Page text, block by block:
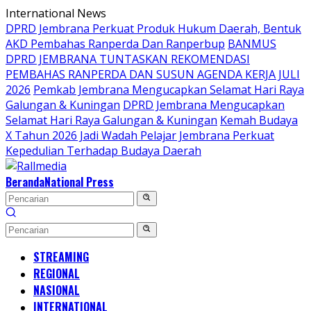
Langsung
ke
konten
International News
DPRD Jembrana Perkuat Produk Hukum Daerah, Bentuk
AKD Pembahas Ranperda Dan Ranperbup BANMUS
DPRD JEMBRANA TUNTASKAN REKOMENDASI
PEMBAHAS RANPERDA DAN SUSUN AGENDA KERJA JULI
2026 Pemkab Jembrana Mengucapkan Selamat Hari Raya
Galungan & Kuningan DPRD Jembrana Mengucapkan
Selamat Hari Raya Galungan & Kuningan Kemah Budaya
X Tahun 2026 Jadi Wadah Pelajar Jembrana Perkuat
Kepedulian Terhadap Budaya Daerah
BerandaNational Press
STREAMING
REGIONAL
NASIONAL
INTERNATIONAL